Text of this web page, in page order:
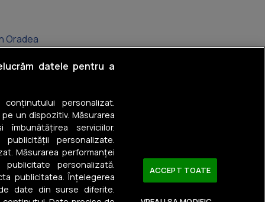
Oradea
Ultracentral
Valenta
Dacia
Nufărul
datele pentru a
personalizat.
un dispozitiv. Măsurarea
îmbunătățirea serviciilor.
personalizate.
Măsurarea performanței
personalizată.
publicitatea. Înțelegerea
date din surse diferite.
ACCEPT TOATE